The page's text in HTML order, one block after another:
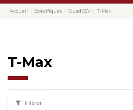
Accueil Spécifiques Quad SSV T-Max
T-Max
Filtrer